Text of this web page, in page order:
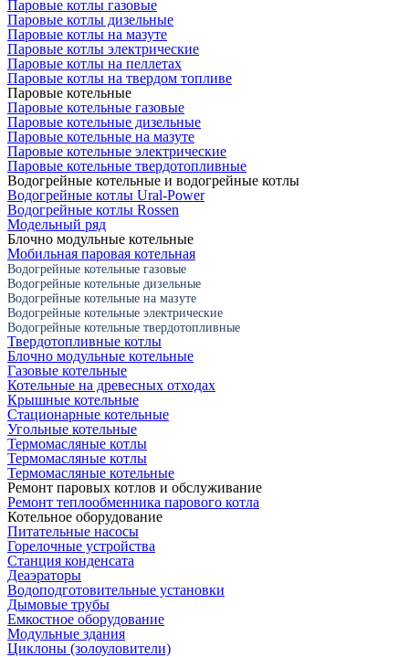
Паровые котлы газовые
Паровые котлы дизельные
Паровые котлы на мазуте
Паровые котлы электрические
Паровые котлы на пеллетах
Паровые котлы на твердом топливе
Паровые котельные
Паровые котельные газовые
Паровые котельные дизельные
Паровые котельные на мазуте
Паровые котельные электрические
Паровые котельные твердотопливные
Водогрейные котельные и водогрейные котлы
Водогрейные котлы Ural-Power
Водогрейные котлы Rossen
Модельный ряд
Блочно модульные котельные
Мобильная паровая котельная
Водогрейные котельные газовые
Водогрейные котельные дизельные
Водогрейные котельные на мазуте
Водогрейные котельные электрические
Водогрейные котельные твердотопливные
Твердотопливные котлы
Блочно модульные котельные
Газовые котельные
Котельные на древесных отходах
Крышные котельные
Стационарные котельные
Угольные котельные
Термомасляные котлы
Термомасляные котлы
Термомасляные котельные
Ремонт паровых котлов и обслуживание
Ремонт теплообменника парового котла
Котельное оборудование
Питательные насосы
Горелочные устройства
Станция конденсата
Деаэраторы
Водоподготовительные установки
Дымовые трубы
Емкостное оборудование
Mодульные здания
Циклоны (золоуловители)